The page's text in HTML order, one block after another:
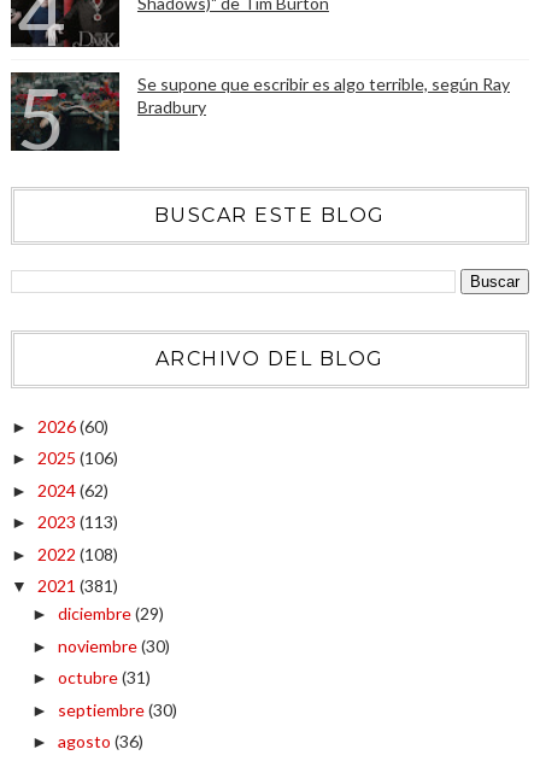
Se supone que escribir es algo terrible, según Ray
Bradbury
BUSCAR ESTE BLOG
ARCHIVO DEL BLOG
► 2026(60)
► 2025 (106)
► 2024(62)
► 2023 (113)
► 2022 (108)
▼ 2021 (381)
► diciembre(29)
► noviembre(30)
► octubre(31)
► septiembre(30)
► agosto (36)